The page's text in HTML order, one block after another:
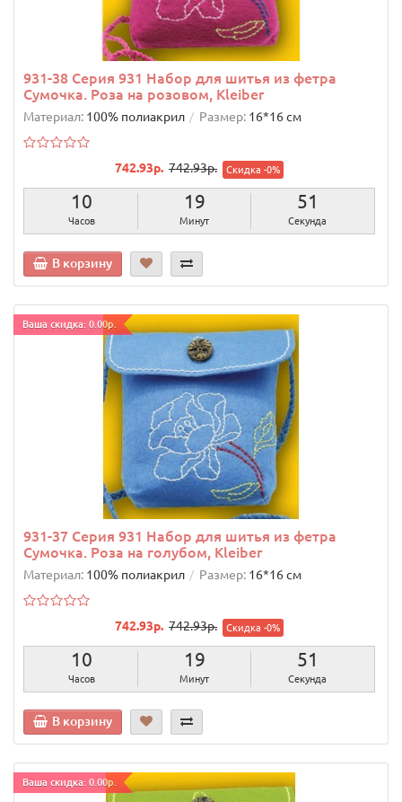
931-38 Серия 931 Набор для шитья из фетра
Сумочка. Роза на розовом, Kleiber
Материал: 100% полиакрил Размер: 16*16 см
742.93р. 742.93р. Скидка -0%
10
Часов
19
Минут
50
Секунд
В корзину
Ваша скидка: 0.00р.
931-37 Серия 931 Набор для шитья из фетра
Сумочка. Роза на голубом, Kleiber
Материал: 100% полиакрил Размер: 16*16 см
742.93р. 742.93р. Скидка -0%
10
Часов
19
Минут
50
Секунд
В корзину
Ваша скидка: 0.00р.